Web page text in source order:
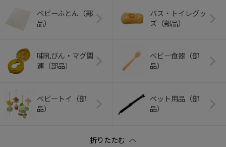
ベビーふとん（部
品）
バス・トイレグッ
ズ（部品）
哺乳びん・マグ関
連（部品）
ベビー食器（部
品）
ベビートイ（部
品）
ペット用品（部
品）